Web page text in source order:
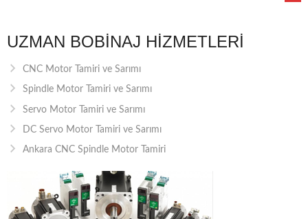
UZMAN BOBINAJ HIZMETLERI
CNC Motor Tamiri ve Sarımı
Spindle Motor Tamiri ve Sarımı
Servo Motor Tamiri ve Sarımı
DC Servo Motor Tamiri ve Sarımı
Ankara CNC Spindle Motor Tamiri